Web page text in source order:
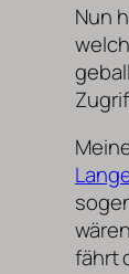
Nun
fährt